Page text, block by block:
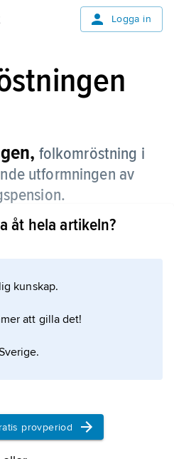
Logga in
folkomröstning i
utformningen av
den tredje
tolkningar. Se
åt hela artikeln?
kunskap.
att gilla det!
provperiod